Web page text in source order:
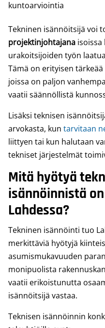
kuntoarviointia
Tekninen isännöitsijä voi
projektinjohtajana isoissa
urakoitsijoiden työn
Tämä on erityisen
joissa on paljon
vaatii säännöllistä
Lisäksi teknisen
arvokasta, kun tarvitaan
liittyen tai kun halutaan
tekniset järjestelmät
Mitä hyötyä
isännöinnistä
Lahdessa?
Tekninen isännöinti tuo
merkittäviä hyötyjä
asumismukavuuden
monipuolista
vaatii erikoistunutta
isännöitsijä vastaa.
Teknisen isännöinnin